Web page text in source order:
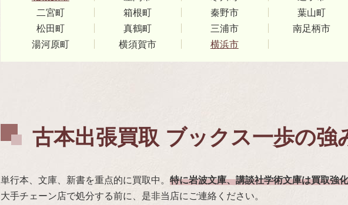
二宮町
箱根町 秦野市 葉山町
松田町
真鶴町 三浦市 南足柄市
湯河原町
横須賀市 横浜市
古本出張買取 ブックス一歩の強
単行本、文庫、新書を重点的に買取中。 特に岩波文庫、講談社学術文庫は買取強
大手チェーン店で処分する前に、是非当店にご連絡ください。